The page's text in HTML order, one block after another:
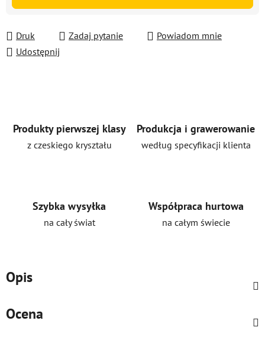
Druk Zadaj pytanie
Powiadom mnie
Udostępnij
Produkty pierwszej klasy
z czeskiego kryształu
Produkcja i grawerowanie
według specyfikacji klienta
Szybka wysyłka
na cały świat
Współpraca hurtowa
na całym świecie
Opis
Ocena